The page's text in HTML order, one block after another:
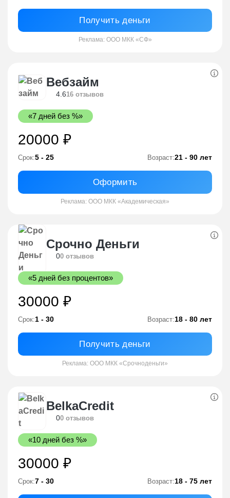
Получить деньги
Реклама: ООО МКК «СФ»
Вебзайм
4.616 отзывов
«7 дней без %»
20000 ₽
Срок:5 - 25 Возраст:21 - 90 лет
Оформить
Реклама: ООО МКК «Академическая»
Срочно Деньги
00 отзывов
«5 дней без процентов»
30000 ₽
Срок:1 - 30 Возраст:18 - 80 лет
Получить деньги
Реклама: ООО МКК «Срочноденьги»
BelkaCredit
00 отзывов
«10 дней без %»
30000 ₽
Срок:7 - 30 Возраст:18 - 75 лет